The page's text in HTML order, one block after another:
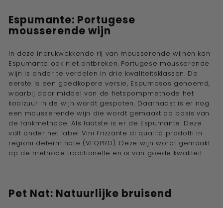
Espumante: Portugese
mousserende wijn
In deze indrukwekkende rij van mousserende wijnen kan
Espumante ook niet ontbreken. Portugese mousserende
wijn is onder te verdelen in drie kwaliteitsklassen. De
eerste is een goedkopere versie, Espumosos genoemd,
waarbij door middel van de fietspompmethode het
koolzuur in de wijn wordt gespoten. Daarnaast is er nog
een mousserende wijn die wordt gemaakt op basis van
de tankmethode. Als laatste is er de Espumante. Deze
valt onder het label Vini Frizzante di qualità prodotti in
regioni determinate (VFQPRD). Deze wijn wordt gemaakt
op de méthode traditionelle en is van goede kwaliteit.
Pet Nat: Natuurlijke bruisend